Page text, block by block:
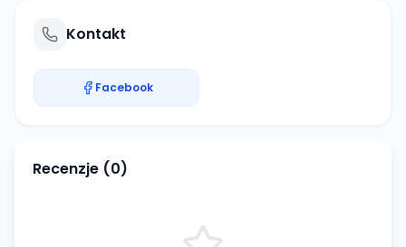
Kontakt
Facebook
Recenzje (0)